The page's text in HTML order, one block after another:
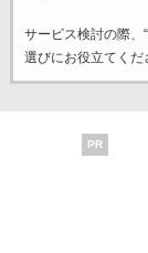
サービス検討の際、
選びにお役立てくだ
PR